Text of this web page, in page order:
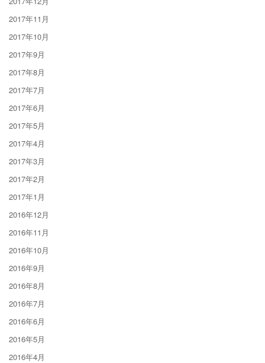
2017年11月
2017年10月
2017年9月
2017年8月
2017年7月
2017年6月
2017年5月
2017年4月
2017年3月
2017年2月
2017年1月
2016年12月
2016年11月
2016年10月
2016年9月
2016年8月
2016年7月
2016年6月
2016年5月
2016年4月